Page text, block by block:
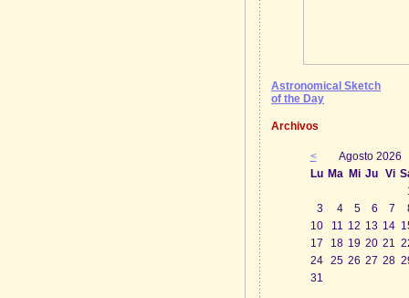
Astronomical Sketch
of the Day
Archivos
<
Agosto 2026
Lu Ma Mi Ju Vi
3
4 5 6 7
10
11 12 13 14
17
18 19 20 21
24
25 26 27 28
31